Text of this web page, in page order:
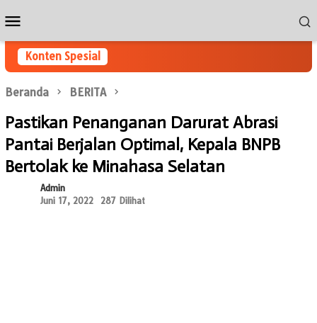
ke
kontenMobile
Konten Spesial
Beranda BERITA
Pastikan Penanganan Darurat Abrasi
Pantai Berjalan Optimal, Kepala BNPB
Bertolak ke Minahasa Selatan
Admin
Juni 17, 2022
287 Dilihat